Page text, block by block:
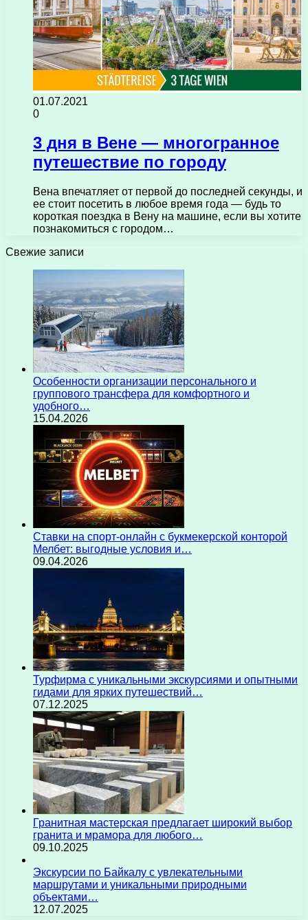
01.07.2021
0
3 дня в Вене — многогранное
путешествие по городу
Вена впечатляет от первой до последней секунды, и
ее стоит посетить в любое время года — будь то
короткая поездка в Вену на машине, если вы хотите
познакомиться с городом…
Свежие записи
Особенности организации персонального и
группового трансфера для комфортного и
удобного…
15.04.2026
Ставки на спорт-онлайн с букмекерской конторой
Мелбет: выгодные условия и…
09.04.2026
Турфирма с уникальными экскурсиями и опытными
гидами для ярких путешествий…
07.12.2025
Гранитная мастерская предлагает широкий выбор
гранита и мрамора для любого…
09.10.2025
Экскурсии по Байкалу с увлекательными
маршрутами и уникальными природными
объектами…
12.07.2025